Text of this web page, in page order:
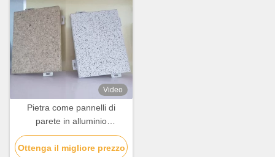
Video
Pietra come pannelli di
parete in alluminio
resistenza agli acidi per la
decorazione personalizzata
Ottenga il migliore prezzo